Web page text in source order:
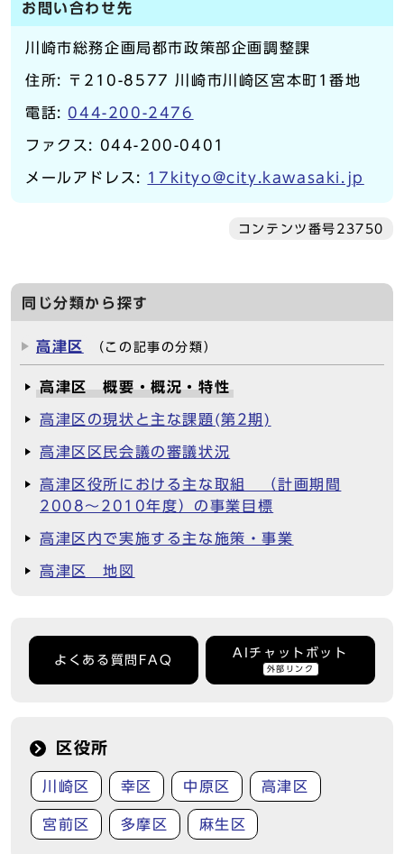
お問い合わせ先
川崎市総務企画局都市政策部企画調整課
住所: 〒210-8577 川崎市川崎区宮本町1番地
電話: 044-200-2476
ファクス: 044-200-0401
メールアドレス: 17kityo@city.kawasaki.jp
コンテンツ番号23750
同じ分類から探す
高津区 （この記事の分類）
高津区 概要・概況・特性
高津区の現状と主な課題(第2期)
高津区区民会議の審議状況
高津区役所における主な取組 （計画期間
2008～2010年度）の事業目標
高津区内で実施する主な施策・事業
高津区 地図
よくある質問FAQ
AIチャットボット
外部リンク
区役所
川崎区 幸区 中原区 高津区
宮前区 多摩区 麻生区